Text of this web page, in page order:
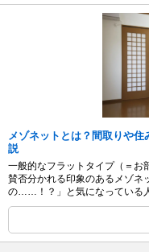
メゾネットとは？間取りや
説
一般的なフラットタイプ（＝お
賛否分かれる印象のあるメゾネ
の……！？」と気になっている